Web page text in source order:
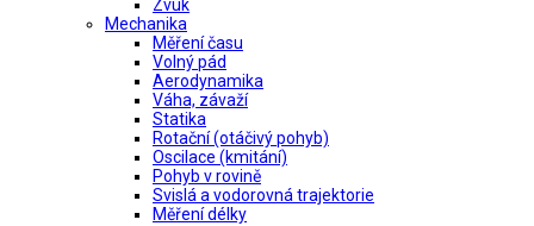
Zvuk
Mechanika
Měření času
Volný pád
Aerodynamika
Váha, závaží
Statika
Rotační (otáčivý pohyb)
Oscilace (kmitání)
Pohyb v rovině
Svislá a vodorovná trajektorie
Měření délky